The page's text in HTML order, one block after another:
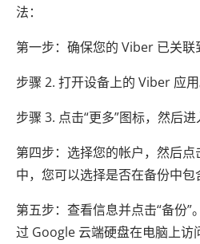
法：
第一步：确保您的 Viber 已关联
步骤 2. 打开设备上的 Viber 应用
步骤 3. 点击“更多”图标，然后进
第四步：选择您的帐户，然后点
中，您可以选择是否在备份中包
第五步：查看信息并点击“备份
过 Google 云端硬盘在电脑上访